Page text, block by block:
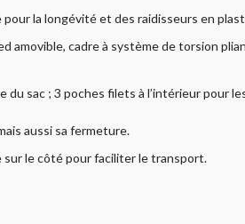
la longévité et des raidisseurs en
amovible, cadre à système de torsion
sac ; 3 poches filets à l’intérieur pour
aussi sa fermeture.
sur le côté pour faciliter le transport.